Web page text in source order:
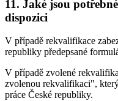
11. Jaké jsou
dispozici
V případě rekvalifikace
republiky předepsané
V případě zvolené
zvolenou rekvalifikaci",
práce České republiky.